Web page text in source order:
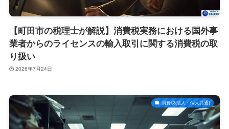
【町田市の税理士が解説】消費税実務における国外事
業者からのライセンスの輸入取引に関する消費税の取
り扱い
2026年7月24日
消費税(法人・個人共通)